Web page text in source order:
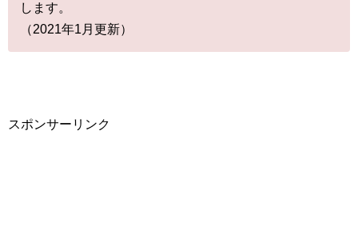
します。
（2021年1月更新）
スポンサーリンク